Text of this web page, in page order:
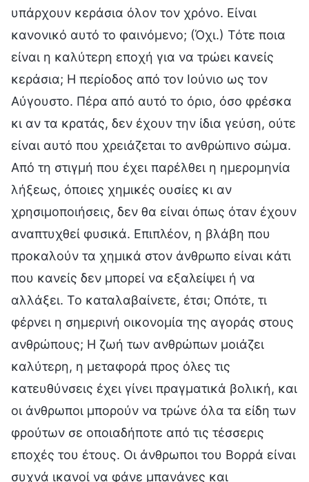
υπάρχουν κεράσια όλον τον χρόνο. Είναι
κανονικό αυτό το φαινόμενο; (Όχι.) Τότε ποια
είναι η καλύτερη εποχή για να τρώει κανείς
κεράσια; Η περίοδος από τον Ιούνιο ως τον
Αύγουστο. Πέρα από αυτό το όριο, όσο φρέσκα
κι αν τα κρατάς, δεν έχουν την ίδια γεύση, ούτε
είναι αυτό που χρειάζεται το ανθρώπινο σώμα.
Από τη στιγμή που έχει παρέλθει η ημερομηνία
λήξεως, όποιες χημικές ουσίες κι αν
χρησιμοποιήσεις, δεν θα είναι όπως όταν έχουν
αναπτυχθεί φυσικά. Επιπλέον, η βλάβη που
προκαλούν τα χημικά στον άνθρωπο είναι κάτι
που κανείς δεν μπορεί να εξαλείψει ή να
αλλάξει. Το καταλαβαίνετε, έτσι; Οπότε, τι
φέρνει η σημερινή οικονομία της αγοράς στους
ανθρώπους; Η ζωή των ανθρώπων μοιάζει
καλύτερη, η μεταφορά προς όλες τις
κατευθύνσεις έχει γίνει πραγματικά βολική, και
οι άνθρωποι μπορούν να τρώνε όλα τα είδη των
φρούτων σε οποιαδήποτε από τις τέσσερις
εποχές του έτους. Οι άνθρωποι του Βορρά είναι
συχνά ικανοί να φάνε μπανάνες και